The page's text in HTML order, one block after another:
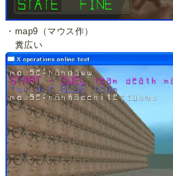
・map9（マウス作）
糞広い